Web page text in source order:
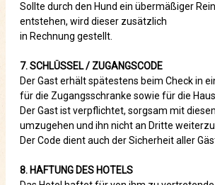
Sollte durch den Hund ein übermäßiger
entstehen, wird dieser zusätzlich
in Rechnung gestellt.
7. SCHLÜSSEL / ZUGANGSCODE
Der Gast erhält spätestens beim Check in
für die Zugangsschranke sowie für die
Der Gast ist verpflichtet, sorgsam mit
umzugehen und ihn nicht an Dritte
Der Code dient auch der Sicherheit aller
8. HAFTUNG DES HOTELS